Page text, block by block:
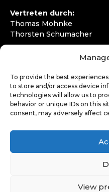
To provide the best
to store and/or access device
technologies will allow us to
behavior or unique IDs on this
consent, may adversely affect
View
Vertreten durch:
Thomas Mohnke
Thorsten Schumacher
RECHTLICHES
Impressum
Datenschutzerklärung